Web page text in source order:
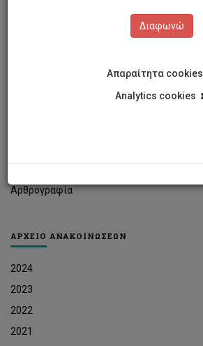
Αρθρογραφία
ΑΡΧΕΙΟ ΑΝΑΚΟΙΝΩΣΕΩΝ
2024
2023
2022
2021
Διαφωνώ
Απαραίτητα cookies
Analytics cookies